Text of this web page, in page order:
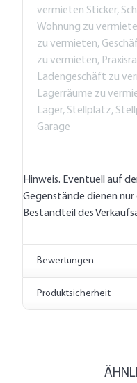
vermieten Sticker,
Wohnung zu
zu vermieten,
zu vermieten,
Ladengeschäft zu
Lagerräume zu
Lager, Stellplatz,
Garage
Hinweis. Eventuell auf
Gegenstände dienen
Bestandteil des
Bewertungen
Produktsicherheit